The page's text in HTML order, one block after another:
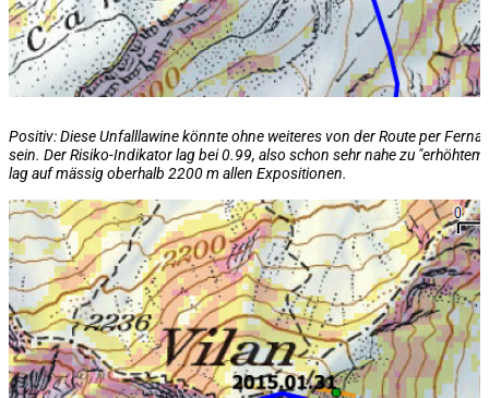
Positiv: Diese Unfalllawine könnte ohne weiteres von der Route per
sein. Der Risiko-Indikator lag bei 0.99, also schon sehr nahe zu "erhöhtem
lag aufmässig oberhalb 2200 m allen Expositionen.